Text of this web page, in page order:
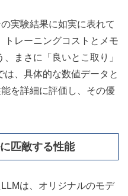
実験結果に如実に表れて
トレーニングコストとメモ
まさに「良いとこ取り」
は、具体的な数値データと
を詳細に評価し、その優
匹敵する性能
は、オリジナルのモデ